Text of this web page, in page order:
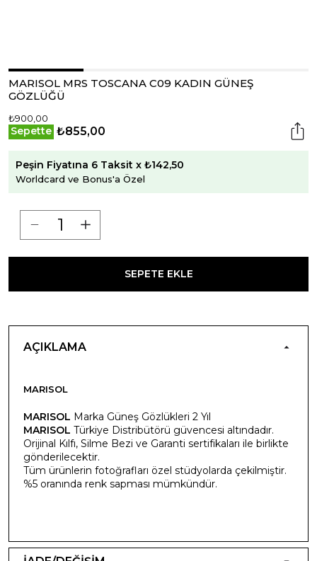
MARISOL MRS TOSCANA C09 KADIN GÜNEŞ
GÖZLÜĞÜ
₺900,00
Sepette ₺855,00
Peşin Fiyatına 6 Taksit x ₺142,50
Worldcard ve Bonus'a Özel
SEPETE EKLE
AÇIKLAMA
MARISOL
MARISOL Marka Güneş Gözlükleri 2 Yıl
MARISOL Türkiye Distribütörü güvencesi altındadır.
Orijinal Kılfı, Silme Bezi ve Garanti sertifikaları ile birlikte
gönderilecektir.
Tüm ürünlerin fotoğrafları özel stüdyolarda çekilmiştir.
%5 oranında renk sapması mümkündür.